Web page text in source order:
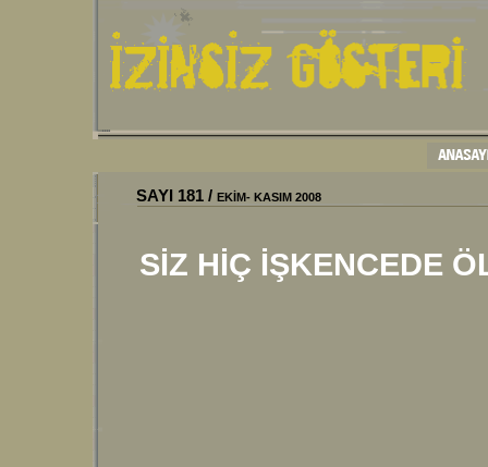
SAYI 181 / EKİM- KASIM 2008
SİZ HİÇ İŞKENCEDE